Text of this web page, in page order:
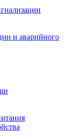
и аварийного